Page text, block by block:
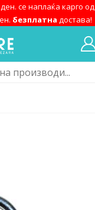
се наплаќа карго
безплатна достава!